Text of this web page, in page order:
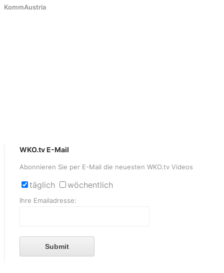
KommAustria
WKO.tv E-Mail
Abonnieren Sie per E-Mail die neuesten WKO.tv Videos
täglich wöchentlich
Ihre Emailadresse:
Submit